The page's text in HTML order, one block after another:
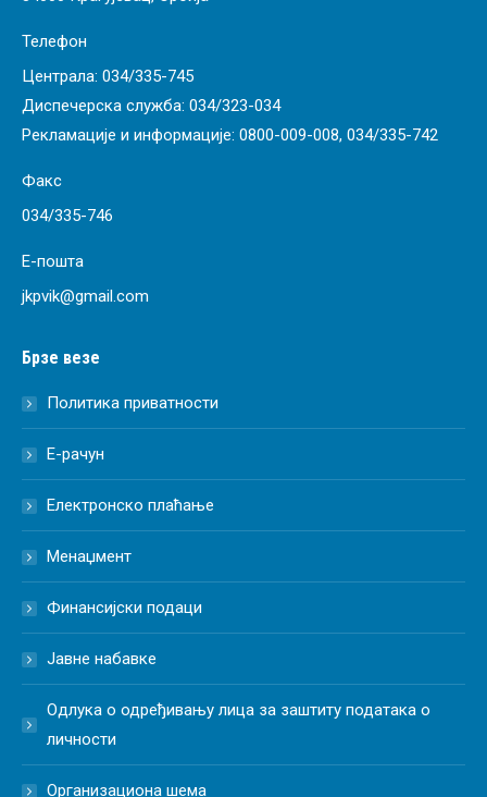
Телефон
Централа: 034/335-745
Диспечерска служба: 034/323-034
Рекламације и информације: 0800-009-008, 034/335-742
Факс
034/335-746
Е-пошта
jkpvik@gmail.com
Брзе везе
Политика приватности
Е-рачун
Електронско плаћање
Менаџмент
Финансијски подаци
Јавне набавке
Одлука о одређивању лица за заштиту података о
личности
Организациона шема